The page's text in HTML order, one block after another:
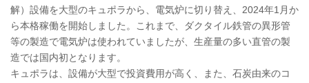
解）設備を大型のキュポラから、電気炉に切り替え、2024年1月か
ら本格稼働を開始しました。これまで、ダクタイル鉄管の異形管
等の製造で電気炉は使われていましたが、生産量の多い直管の製
造では国内初となります。
キュポラは、設備が大型で投資費用が高く、また、石炭由来のコ